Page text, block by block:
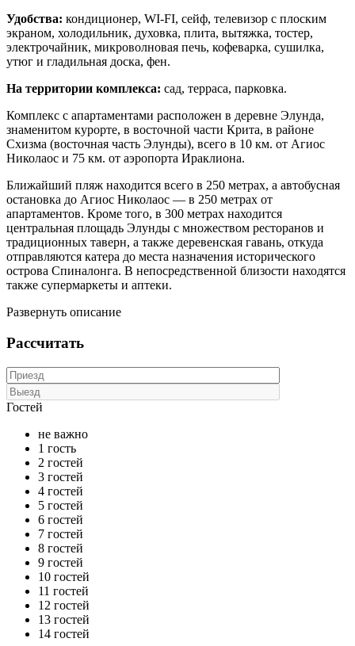
Удобства: кондиционер, WI-FI, сейф, телевизор с плоским
экраном, холодильник, духовка, плита, вытяжка, тостер,
электрочайник, микроволновая печь, кофеварка, сушилка,
утюг и гладильная доска, фен.
На территории комплекса: сад, терраса, парковка.
Комплекс с апартаментами расположен в деревне Элунда,
знаменитом курорте, в восточной части Крита, в районе
Схизма (восточная часть Элунды), всего в 10 км. от Агиос
Николаос и 75 км. от аэропорта Ираклиона.
Ближайший пляж находится всего в 250 метрах, а автобусная
остановка до Агиос Николаос — в 250 метрах от
апартаментов. Кроме того, в 300 метрах находится
центральная площадь Элунды с множеством ресторанов и
традиционных таверн, а также деревенская гавань, откуда
отправляются катера до места назначения исторического
острова Спиналонга. В непосредственной близости находятся
также супермаркеты и аптеки.
Развернуть описание
Рассчитать
Гостей
не важно
1 гость
2 гостей
3 гостей
4 гостей
5 гостей
6 гостей
7 гостей
8 гостей
9 гостей
10 гостей
11 гостей
12 гостей
13 гостей
14 гостей